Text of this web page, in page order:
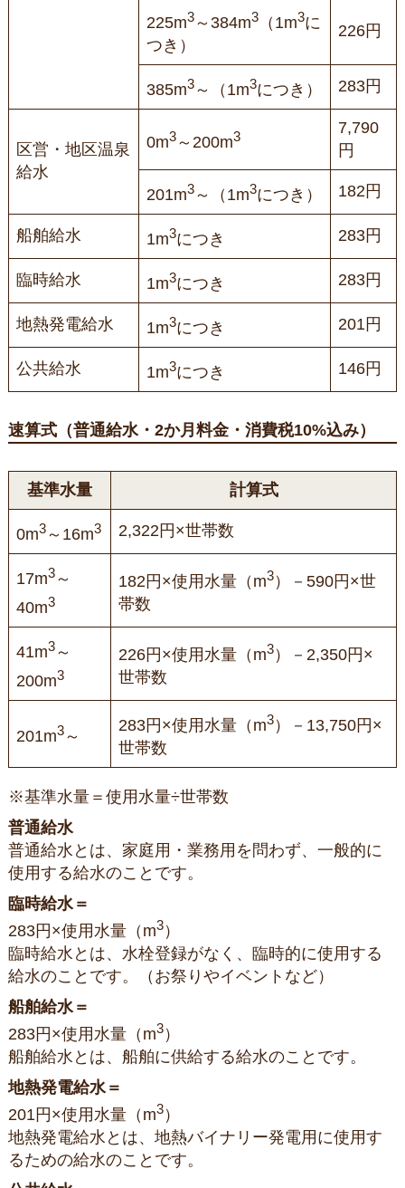
225m3～384m3 （1m3に
つき）
226円
385m3～（1m3につき） 283円
区営・地区温泉
給水
0m3～200m3
7,790
円
201m3～（1m3につき） 182円
船舶給水 1m3につき 283円
臨時給水 1m3につき 283円
地熱発電給水 1m3につき 201円
公共給水 1m3につき 146円
速算式（普通給水・2か月料金・消費税10%込み）
基準水量 計算式
0m3～16m3 2,322円×世帯数
17m3～
40m3
182円×使用水量（m3）－590円×世
帯数
41m3～
200m3
226円×使用水量（m3）－2,350円×
世帯数
201m3～
283円×使用水量（m3）－13,750円×
世帯数
※基準水量＝使用水量÷世帯数
普通給水
普通給水とは、家庭用・業務用を問わず、一般的に
使用する給水のことです。
臨時給水＝
283円×使用水量（m3）
臨時給水とは、水栓登録がなく、臨時的に使用する
給水のことです。（お祭りやイベントなど）
船舶給水＝
283円×使用水量（m3）
船舶給水とは、船舶に供給する給水のことです。
地熱発電給水＝
201円×使用水量（m3）
地熱発電給水とは、地熱バイナリー発電用に使用す
るための給水のことです。